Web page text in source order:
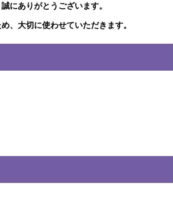
にありがとうございます。
、大切に使わせていただきます。